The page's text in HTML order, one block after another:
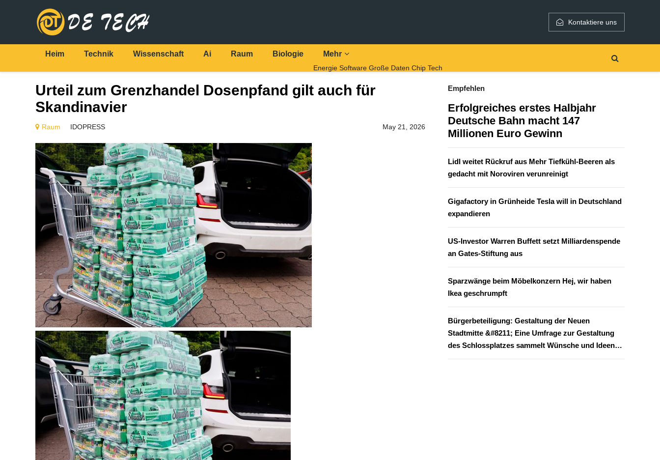
Kontaktiere uns
Heim Technik Wissenschaft Ai Raum Biologie Mehr
Energie Software Große Daten Chip Tech
Urteil zum Grenzhandel Dosenpfand gilt auch für
Skandinavier
Raum IDOPRESS May 21, 2026
Empfehlen
Erfolgreiches erstes Halbjahr
Deutsche Bahn macht 147
Millionen Euro Gewinn
Lidl weitet Rückruf aus Mehr Tiefkühl-Beeren als
gedacht mit Noroviren verunreinigt
Gigafactory in Grünheide Tesla will in Deutschland
expandieren
US-Investor Warren Buffett setzt Milliardenspende
an Gates-Stiftung aus
Sparzwänge beim Möbelkonzern Hej, wir haben
Ikea geschrumpft
Bürgerbeteiligung: Gestaltung der Neuen
Stadtmitte &#8211; Eine Umfrage zur Gestaltung
des Schlossplatzes sammelt Wünsche und Ideen
aus der Bürgerschaft